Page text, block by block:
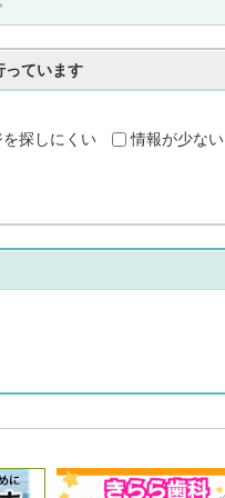
っています
探しにくい 情報が少ない